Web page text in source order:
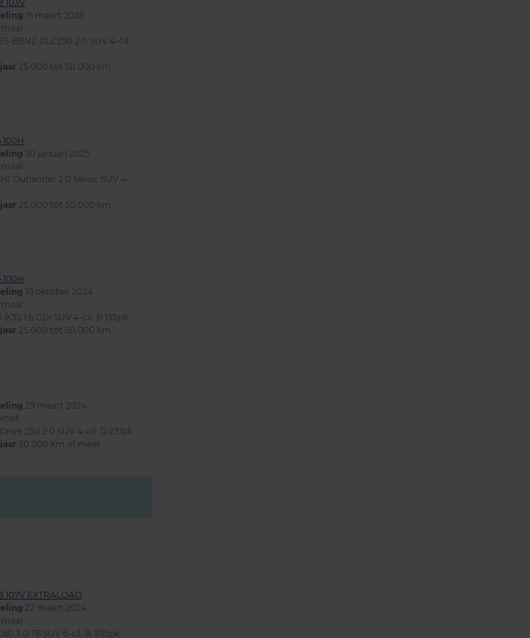
103V
19 maart 2025
BENZ GLC250 2.0 SUV 4-cil.
25.000 tot 50.000 km
100H
30 januari 2025
Outlander 2.0 Mivec SUV 4-
25.000 tot 50.000 km
100H
10 oktober 2024
1.6 GDi SUV 4-cil. B 135pk
25.000 tot 50.000 km
29 maart 2024
25d 2.0 SUV 4-cil. D 231pk
50.000 km of meer
107V EXTRALOAD
22 maart 2024
3.0 T6 SUV 6-cil. B 305pk